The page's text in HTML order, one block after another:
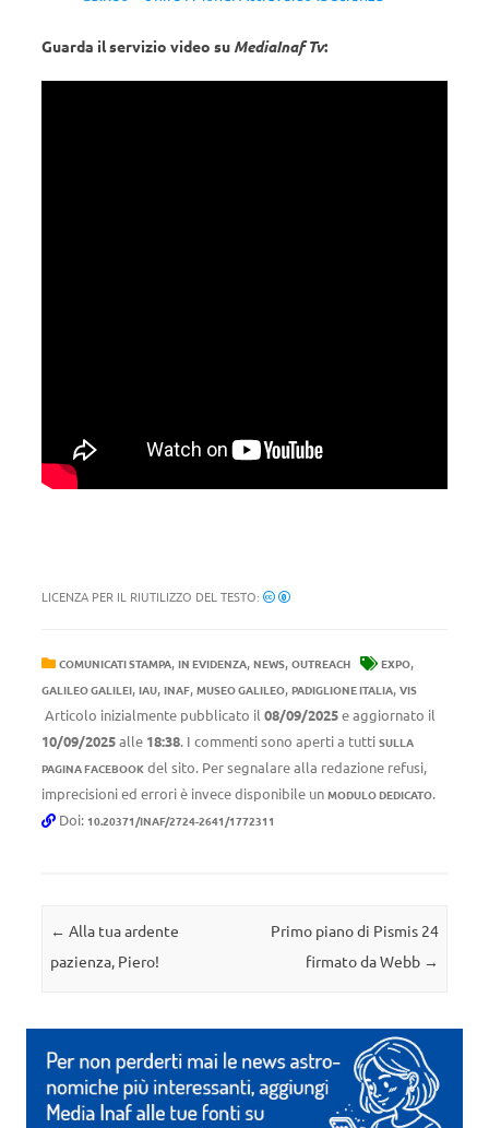
Guarda il servizio video su MediaInaf Tv:
LICENZA PER IL RIUTILIZZO DEL TESTO:
COMUNICATI STAMPA, IN EVIDENZA, NEWS, OUTREACH EXPO,
GALILEO GALILEI, IAU, INAF, MUSEO GALILEO, PADIGLIONE ITALIA, VIS
Articolo inizialmente pubblicato il 08/09/2025e aggiornato il
10/09/2025alle 18:38. I commenti sono aperti a tutti SULLA
PAGINA FACEBOOK del sito. Per segnalare alla redazione refusi,
imprecisioni ed errori è invece disponibile un MODULO DEDICATO.
Doi: 10.20371/INAF/2724-2641/1772311
Navigazione articolo
← Alla tua ardente
pazienza, Piero!
Primo piano di Pismis 24
firmato da Webb →